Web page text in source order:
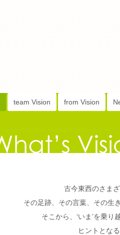
team Vision from Vision
古今東西のさま
その足跡、その言葉、その生
そこから、‘いま’を乗
ヒントとな